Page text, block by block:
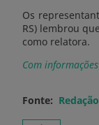
Os
RS) lembrou
como relatora.
Com
Fonte: